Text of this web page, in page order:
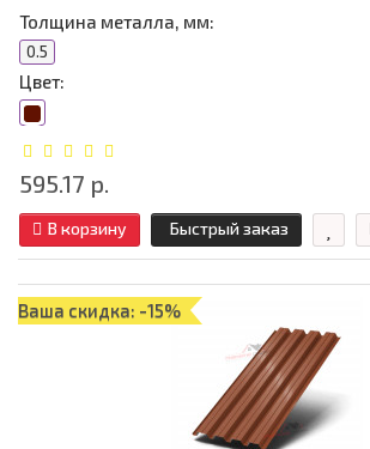
Толщина металла, мм:
0.5
Цвет:
595.17 р.
В корзину Быстрый заказ
Ваша скидка: -15%